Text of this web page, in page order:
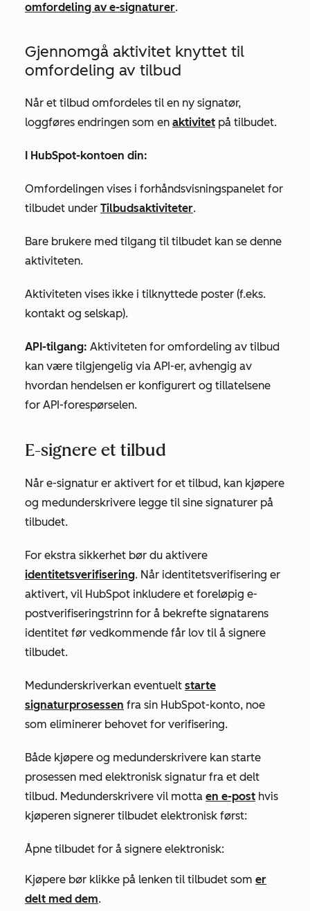
omfordeling av e-signaturer.
Gjennomgå aktivitet knyttet til
omfordeling av tilbud
Når et tilbud omfordeles til en ny signatør,
loggføres endringen som en aktivitet på tilbudet.
I HubSpot-kontoen din:
Omfordelingen vises i forhåndsvisningspanelet for
tilbudet under Tilbudsaktiviteter.
Bare brukere med tilgang til tilbudet kan se denne
aktiviteten.
Aktiviteten vises ikke i tilknyttede poster (f.eks.
kontakt og selskap).
API-tilgang: Aktiviteten for omfordeling av tilbud
kan være tilgjengelig via API-er, avhengig av
hvordan hendelsen er konfigurert og tillatelsene
for API-forespørselen.
E-signere et tilbud
Når e-signatur er aktivert for et tilbud, kan kjøpere
og medunderskrivere legge til sine signaturer på
tilbudet.
For ekstra sikkerhet bør du aktivere
identitetsverifisering. Når identitetsverifisering er
aktivert, vil HubSpot inkludere et foreløpig e-
postverifiseringstrinn for å bekrefte signatarens
identitet før vedkommende får lov til å signere
tilbudet.
Medunderskriverkan eventuelt starte
signaturprosessen fra sin HubSpot-konto, noe
som eliminerer behovet for verifisering.
Både kjøpere og medunderskrivere kan starte
prosessen med elektronisk signatur fra et delt
tilbud. Medunderskrivere vil motta en e-post hvis
kjøperen signerer tilbudet elektronisk først:
Åpne tilbudet for å signere elektronisk:
Kjøpere bør klikke på lenken til tilbudet som er
delt med dem.